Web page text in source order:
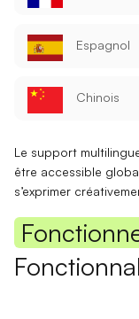
Espagnol
Chinois
Le support
être accessible
s’exprimer